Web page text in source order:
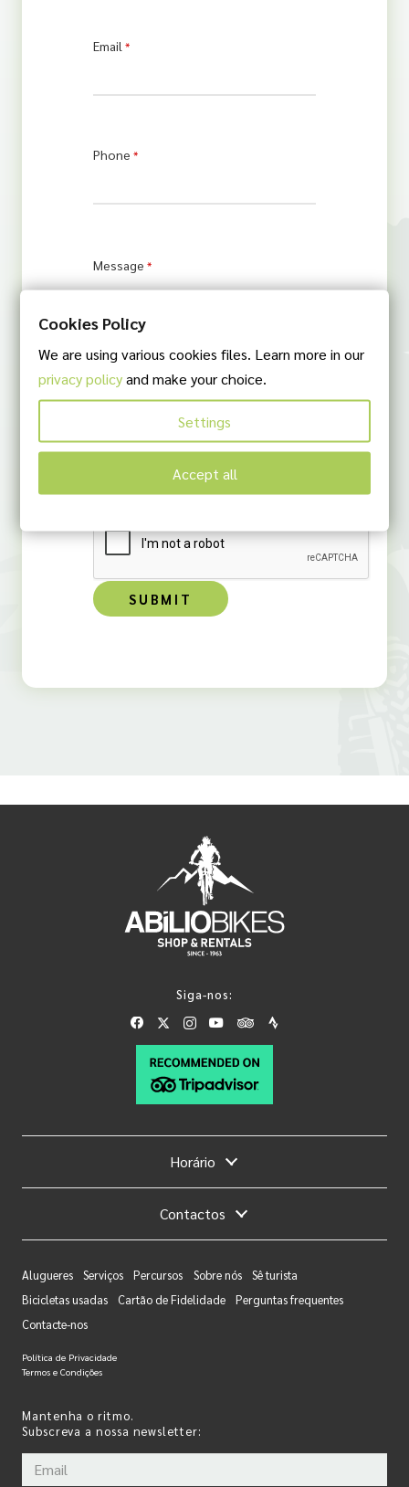
Email*
Phone*
Message*
I agree to ourPrivacy Policywhich I have read
and understood.
SUBMIT
Siga-nos:
Horário
Contactos
Alugueres Serviços Percursos Sobre nós
Sê turista
Bicicletas usadas
Cartão de Fidelidade
Perguntas frequentes
Contacte-nos
Política de Privacidade
Termos e Condições
Mantenha o ritmo.
Subscreva a nossa newsletter:
Cookies Policy
We are using various cookies files. Learn more in our
privacy policyand make your choice.
Settings
Accept all